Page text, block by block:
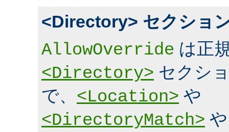
<Directory> セクショ
AllowOverride は正
<Directory> セクシ
で、 <Location> や
<DirectoryMatch>